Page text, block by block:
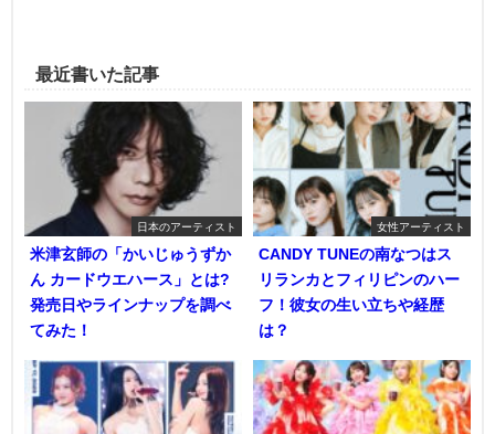
最近書いた記事
日本のアーティスト
米津玄師の「かいじゅうずか
ん カードウエハース」とは?
発売日やラインナップを調べ
てみた！
女性アーティスト
CANDY TUNEの南なつはス
リランカとフィリピンのハー
フ！彼女の生い立ちや経歴
は？